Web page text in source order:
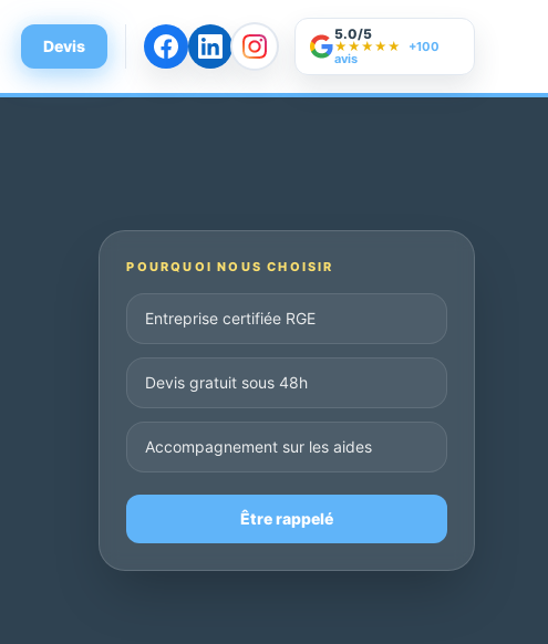
Devis
5.0/5
★★★★★ +100
avis
POURQUOI NOUS CHOISIR
Entreprise certifiée RGE
Devis gratuit sous 48h
Accompagnement sur les aides
Être rappelé